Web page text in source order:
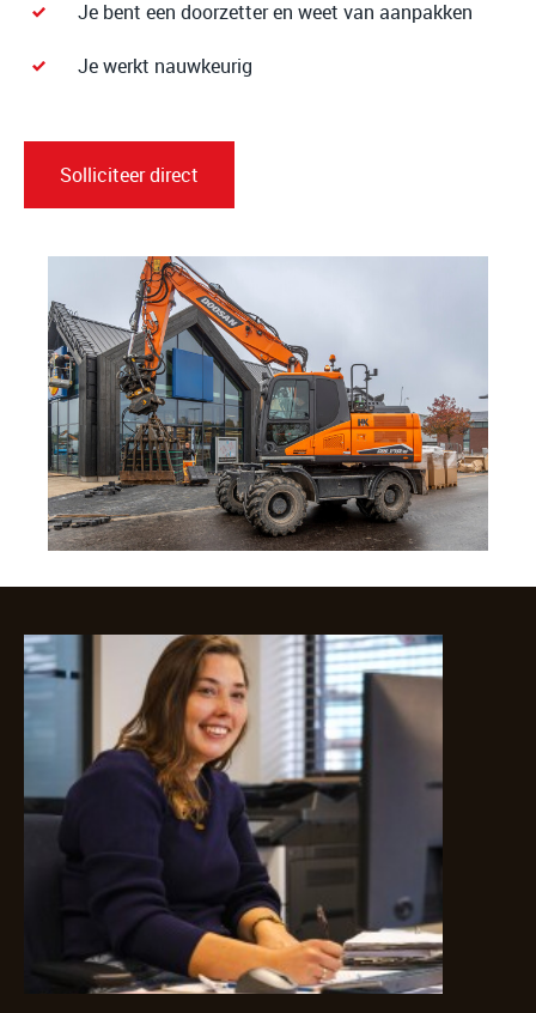
Je bent een doorzetter en weet van aanpakken
Je werkt nauwkeurig
Solliciteer direct